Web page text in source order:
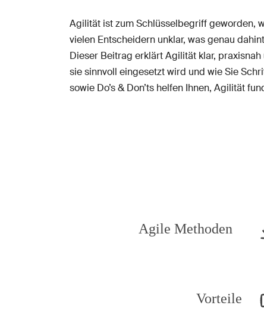
Agilität ist zum Schlüsselbegriff geworden,
vielen Entscheidern unklar, was genau
Dieser Beitrag erklärt Agilität klar,
sie sinnvoll eingesetzt wird und wie Sie
sowie Do’s & Don’ts helfen Ihnen, Agilität